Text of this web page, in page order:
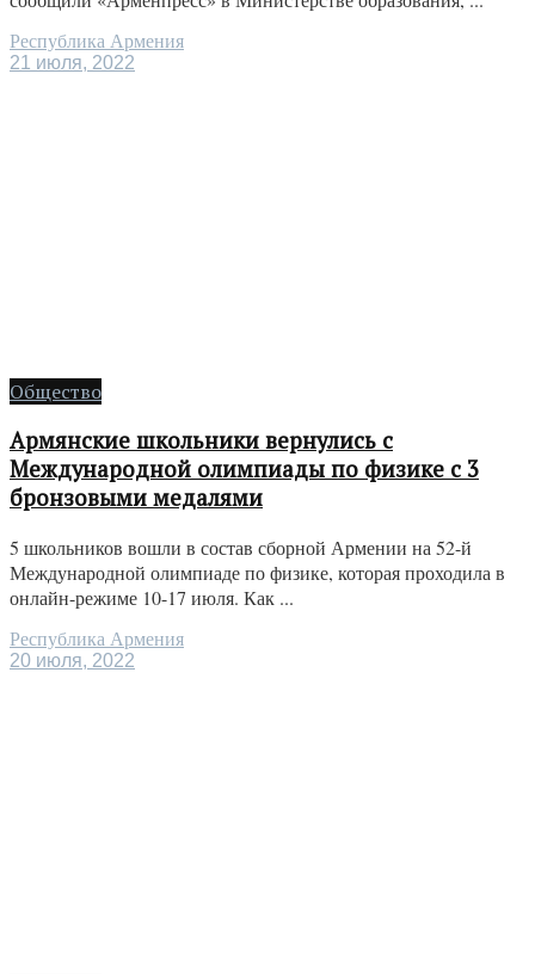
Республика Армения
21 июля, 2022
Общество
Армянские школьники вернулись с
Международной олимпиады по физике с 3
бронзовыми медалями
5 школьников вошли в состав сборной Армении на 52-й
Международной олимпиаде по физике, которая проходила в
онлайн-режиме 10-17 июля. Как ...
Республика Армения
20 июля, 2022